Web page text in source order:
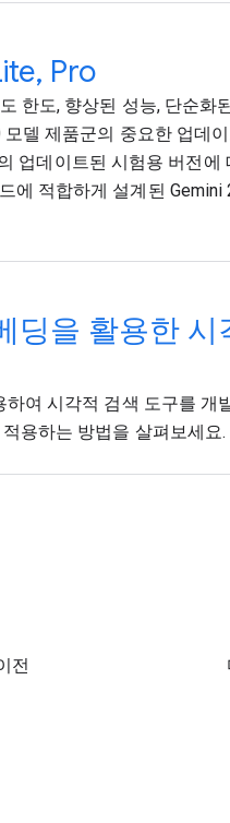
Pro
한도, 향상된 성능, 단순화
델 제품군의 중요한 업데
업데이트된 시험용 버전에
에 적합하게 설계된 Gemini
딩을 활용한 시
여 시각적 검색 도구를 개
용하는 방법을 살펴보세요.
전